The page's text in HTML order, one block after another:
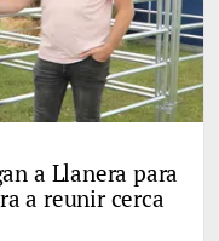
a Llanera para
a reunir cerca